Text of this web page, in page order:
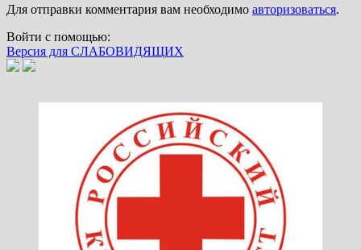
Для отправки комментария вам необходимо авторизоваться.
Войти с помощью:
Версия для СЛАБОВИДЯЩИХ